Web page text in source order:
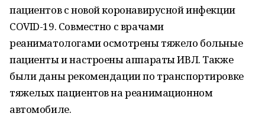
пациентов с новой коронавирусной инфекции
COVID-19. Совместно с врачами
реаниматологами осмотрены тяжело больные
пациенты и настроены аппараты ИВЛ. Также
были даны рекомендации по транспортировке
тяжелых пациентов на реанимационном
автомобиле.